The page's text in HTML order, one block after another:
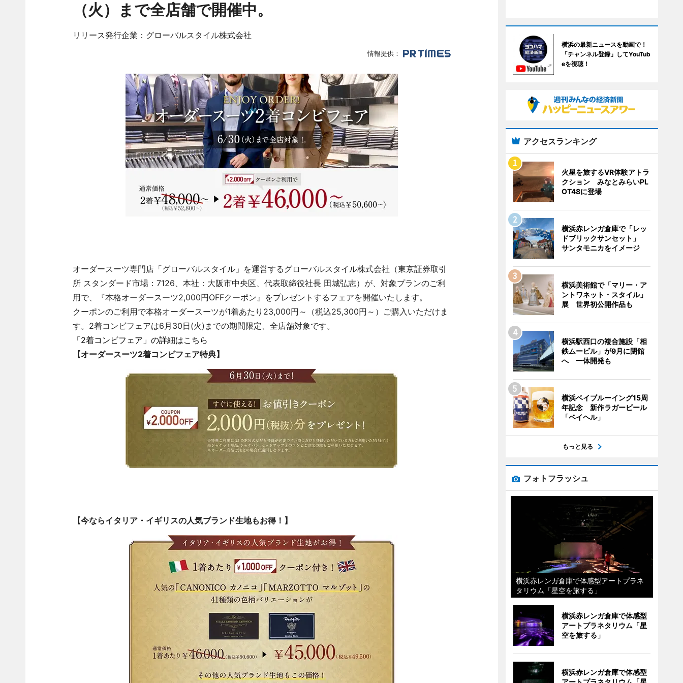
（火）まで全店舗で開催中。
リリース発行企業：グローバルスタイル株式会社
情報提供：
オーダースーツ専門店「グローバルスタイル」を運営するグローバルスタイル株式会社（東京証券取引
所 スタンダード市場：7126、本社：大阪市中央区、代表取締役社長 田城弘志）が、対象プランのご利
用で、『本格オーダースーツ2,000円OFFクーポン』をプレゼントするフェアを開催いたします。
クーポンのご利用で本格オーダースーツが1着あたり23,000円～（税込25,300円～）ご購入いただけま
す。2着コンビフェアは6月30日(火)までの期間限定、全店舗対象です。
「2着コンビフェア」の詳細はこちら
【オーダースーツ2着コンビフェア特典】
【今ならイタリア・イギリスの人気ブランド生地もお得！】
横浜の最新ニュースを動画で！
「チャンネル登録」してYouTub
eを視聴！
アクセスランキング
火星を旅するVR体験アトラ
クション みなとみらいPL
OT48に登場
横浜赤レンガ倉庫で「レッ
ドブリックサンセット」
サンタモニカをイメージ
横浜美術館で「マリー・ア
ントワネット・スタイル」
展 世界初公開作品も
横浜駅西口の複合施設「相
鉄ムービル」が9月に閉館
へ 一体開発も
横浜ベイブルーイング15周
年記念 新作ラガービール
「ベイヘル」
もっと見る
フォトフラッシュ
横浜赤レンガ倉庫で体感型アートプラネ
タリウム「星空を旅する」
横浜赤レンガ倉庫で体感型
アートプラネタリウム「星
空を旅する」
横浜赤レンガ倉庫で体感型